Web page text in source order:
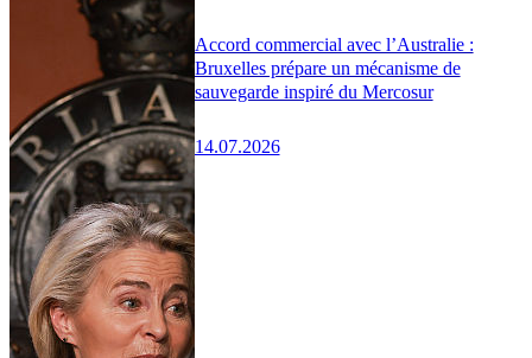
Accord commercial avec l’Australie :
Bruxelles prépare un mécanisme de
sauvegarde inspiré du Mercosur
14.07.2026